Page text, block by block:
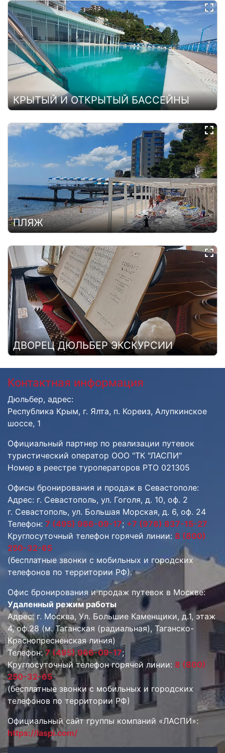
КРЫТЫЙ И ОТКРЫТЫЙ БАССЕЙНЫ
ПЛЯЖ
ДВОРЕЦ ДЮЛЬБЕР ЭКСКУРСИИ
Контактная информация
Дюльбер, адрес:
Республика Крым, г. Ялта, п. Кореиз, Алупкинское
шоссе, 1
Официальный партнер по реализации путевок
туристический оператор ООО "ТК "ЛАСПИ"
Номер в реестре туроператоров РТО 021305
Офисы бронирования и продаж в Севастополе:
Адрес: г. Севастополь, ул. Гоголя, д. 10, оф. 2
г. Севастополь, ул. Большая Морская, д. 6, оф. 24
Телефон: 7 (495) 966-09-17; +7 (978) 837-15-27
Круглосуточный телефон горячей линии: 8 (800)
250-32-65
(бесплатные звонки с мобильных и городских
телефонов по территории РФ).
Офис бронирования и продаж путевок в Москве:
Удаленный режим работы
Адрес: г. Москва, Ул. Большие Каменщики, д.1, этаж
4, оф.28 (м. Таганская (радиальная), Таганско-
Краснопресненская линия)
Телефон:7 (495) 966-09-17;
Круглосуточный телефон горячей линии: 8 (800)
250-32-65
(бесплатные звонки с мобильных и городских
телефонов по территории РФ)
Официальный сайт группы компаний «ЛАСПИ»:
https://laspi.com/